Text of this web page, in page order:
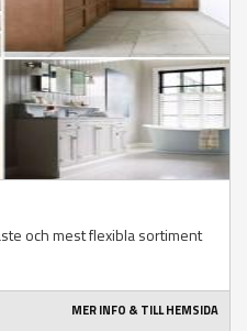
och mest flexibla sortiment
MER INFO & TILL HEMSIDA